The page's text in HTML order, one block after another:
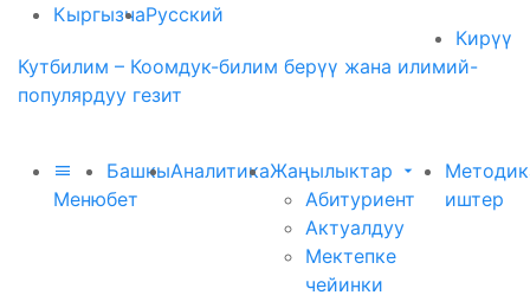
КыргызчаРусский
Кирүү
Кутбилим – Коомдук-билим берүү жана илимий-
популярдуу гезит
Меню
Башкы
бет
АналитикаЖаңылыктар
Абитуриент
Актуалдуу
Мектепке
чейинки
иштер